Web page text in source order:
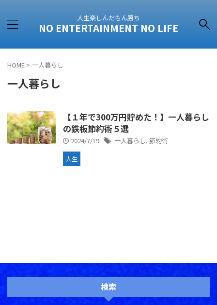
人生楽しんだもん勝ち
NO ENTERTAINMENT NO LIFE
HOME > 一人暮らし
一人暮らし
【１年で300万円貯めた！】一人暮らし
の鉄板節約術５選
2024/7/19 一人暮らし, 節約術
人生
検索